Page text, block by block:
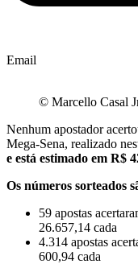
Email
© Marcello Casal
Nenhum apostador
Mega-Sena, realizado
e está estimado em R$
Os números sorteados
59 apostas
26.657,14 cada
4.314 apostas
600,94 cada